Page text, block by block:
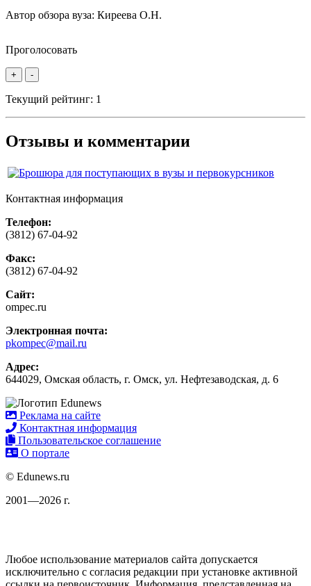
Автор обзора вуза: Киреева О.Н.
Проголосовать
+ -
Текущий рейтинг: 1
Отзывы и комментарии
Контактная информация
Телефон:
(3812) 67-04-92
Факс:
(3812) 67-04-92
Сайт:
ompec.ru
Электронная почта:
pkompec@mail.ru
Адрес:
644029, Омская область, г. Омск, ул. Нефтезаводская, д. 6
Реклама на сайте
Контактная информация
Пользовательское соглашение
О портале
© Edunews.ru
2001—2026 г.
Любое использование материалов сайта допускается
исключительно с согласия редакции при установке активной